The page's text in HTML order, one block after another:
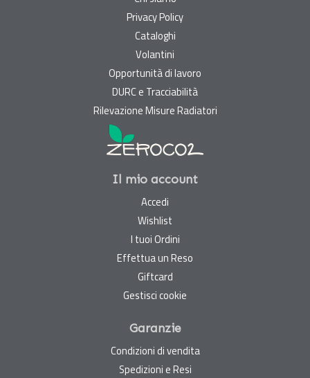
Privacy Policy
Cataloghi
Volantini
Opportunità di lavoro
DURC e Tracciabilità
Rilevazione Misure Radiatori
Il mio account
Accedi
Wishlist
I tuoi Ordini
Effettua un Reso
Giftcard
Gestisci cookie
Garanzie
Condizioni di vendita
Spedizioni e Resi